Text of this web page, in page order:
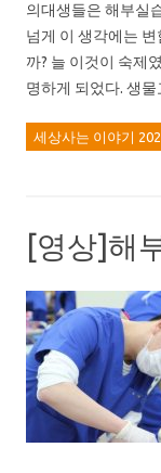
의대생들은 해부실
넘게 이 생각에는
까? 늘 이것이 숙제
명하게 되었다. 생
세상사는 이야기
[영상]해